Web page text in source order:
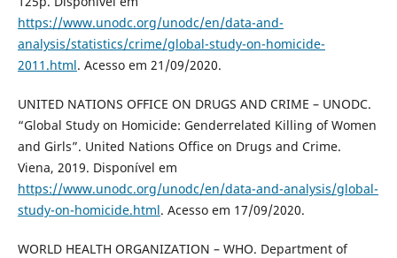
https://www.unodc.org/unodc/en/data-and-
analysis/statistics/crime/global-study-on-homicide-
2011.html. Acesso em 21/09/2020.
UNITED NATIONS OFFICE ON DRUGS AND CRIME – UNODC.
“Global Study on Homicide: Genderrelated Killing of Women
and Girls”. United Nations Office on Drugs and Crime.
Viena, 2019. Disponível em
https://www.unodc.org/unodc/en/data-and-analysis/global-
study-on-homicide.html. Acesso em 17/09/2020.
WORLD HEALTH ORGANIZATION – WHO. Department of